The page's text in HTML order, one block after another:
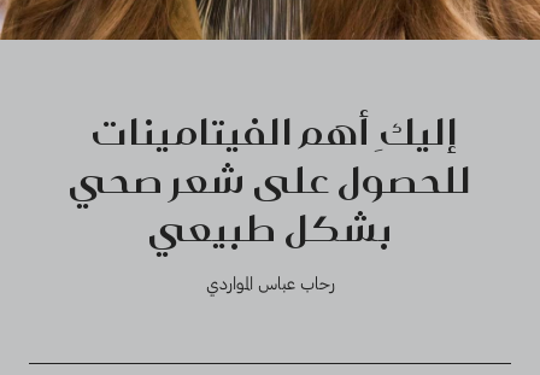
إليكِ أهم الفيتامينات
للحصول على شعر صحي
بشكل طبيعي
رحاب عباس المواردي